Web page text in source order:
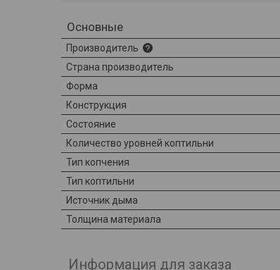
Основные
Производитель
Страна производитель
Форма
Конструкция
Состояние
Количество уровней коптильни
Тип копчения
Тип коптильни
Источник дыма
Толщина материала
Информация для заказа